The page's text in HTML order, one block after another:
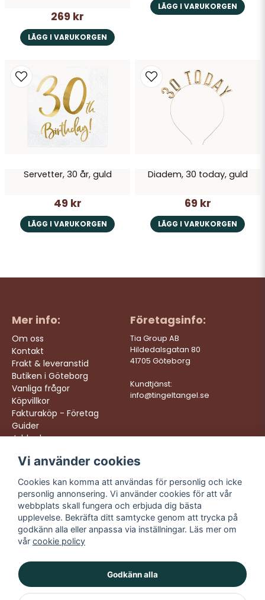
269 kr
LÄGG I VARUKORGEN
LÄGG I VARUKORGEN
Servetter, 30 år, guld
49 kr
LÄGG I VARUKORGEN
Diadem, 30 today, guld
69 kr
LÄGG I VARUKORGEN
Mer info:
Om oss
Kontakt
Frakt & leveranstid
Butiken i Göteborg
Vanliga frågor
Köpvillkor
Fakturaköp - Företag
Guider
Jobba hos oss
Företagsinfo:
Tia Group AB
Hildedalsgatan 80
41705 Göteborg
Kundtjänst:
info@tingeltangel.se
Följ oss:
Instagram
Facebook
TikTok
YouTube
Vi levererar:
Snabba leveranser
Trygga köp
Fri frakt över 499:-
Trevlig kundtjänst
Vi använder cookies
Cookies kan komma att användas för personlig och icke
personlig annonsering. Vi använder cookies för att vår
webbplats skall fungera och erbjuda dig bästa
upplevelse. Bekräfta ditt samtycke genom att trycka på
godkänn alla eller anpassa via inställningar. Läs mer om
vår cookie policy
Godkänn alla